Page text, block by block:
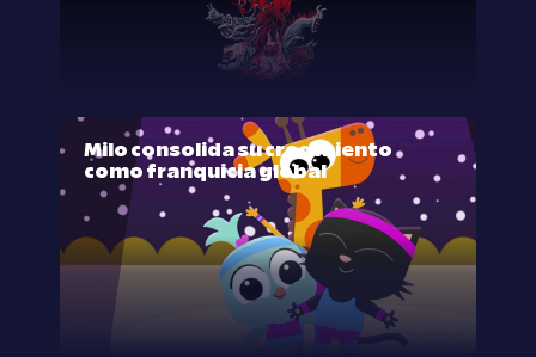
Milo consolida su crecimiento
como franquicia global